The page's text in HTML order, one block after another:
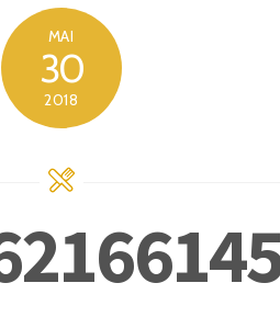
MAI
30
2018